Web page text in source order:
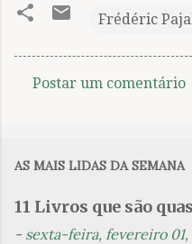
Frédéric
n
t
Postar um comentário
AS MAIS LIDAS DA SEMANA
11 Livros que são
- sexta-feira, fevereiro 01,